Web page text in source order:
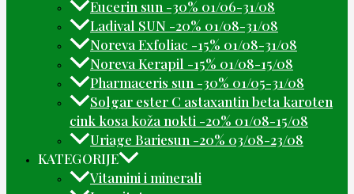
Eucerin sun -30% 01/06-31/08
Ladival SUN -20% 01/08-31/08
Noreva Exfoliac -15% 01/08-31/08
Noreva Kerapil -15% 01/08-15/08
Pharmaceris sun -30% 01/05-31/08
Solgar ester C astaxantin beta karoten
cink kosa koža nokti -20% 01/08-15/08
Uriage Bariesun -20% 03/08-23/08
KATEGORIJE
Vitamini i minerali